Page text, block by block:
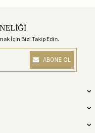
İçin Bizi Takip Edin.
ABONE OL